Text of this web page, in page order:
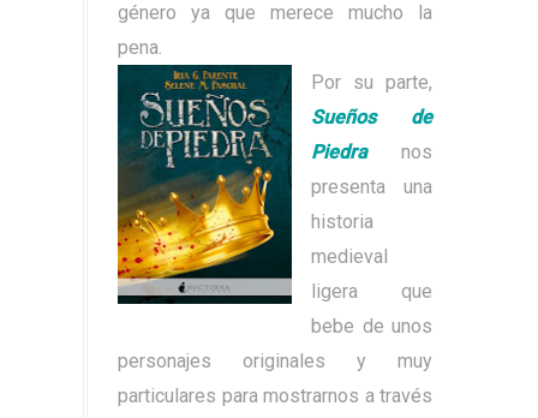
género ya que merece mucho la
pena.
Por su parte,
Sueños de
Piedranos
presenta una
historia
medieval
ligera que
bebe de unos
personajes originales y muy
particulares para mostrarnos a través